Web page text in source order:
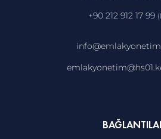
+90 212 912 17 99